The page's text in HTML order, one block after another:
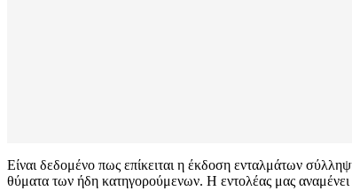
Είναι δεδομένο πως επίκειται η έκδοση ενταλμάτων
θύματα των ήδη κατηγορούμενων. Η εντολέας μας αναμένει